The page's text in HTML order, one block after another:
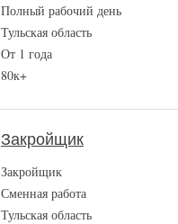
Полный рабочий день
Тульская область
От 1 года
80к+
Закройщик
Закройщик
Сменная работа
Тульская область